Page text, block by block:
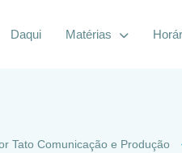
Daqui Matérias
Tato Comunicação e Produção